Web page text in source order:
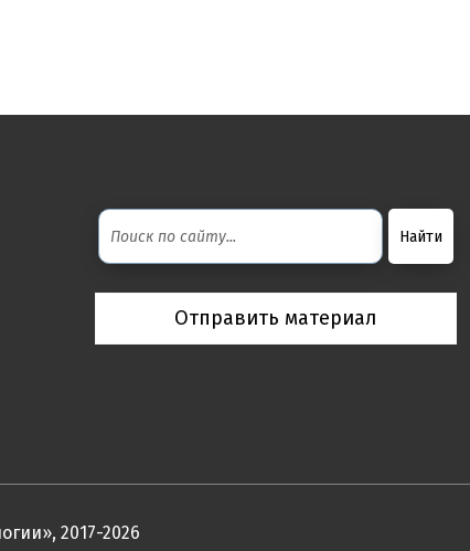
Отправить материал
2017-2026